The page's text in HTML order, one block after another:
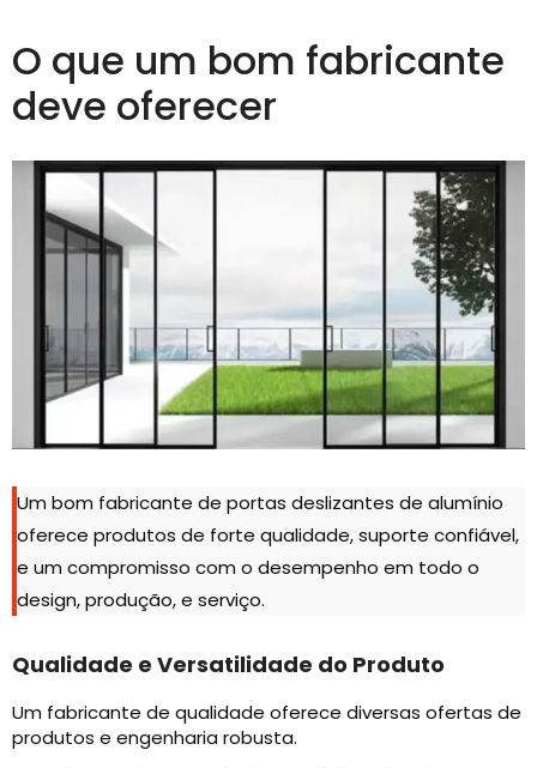
O que um bom fabricante
deve oferecer
Um bom fabricante de portas deslizantes de alumínio
oferece produtos de forte qualidade, suporte confiável,
e um compromisso com o desempenho em todo o
design, produção, e serviço.
Qualidade e Versatilidade do Produto
Um fabricante de qualidade oferece diversas ofertas de
produtos e engenharia robusta.